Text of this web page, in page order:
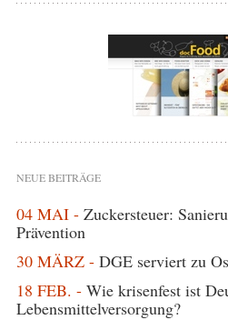
NEUE BEITRÄGE
04 MAI - Zuckersteuer:
Prävention
30 MÄRZ - DGE serviert zu
18 FEB. - Wie krisenfest ist
Lebensmittelversorgung?